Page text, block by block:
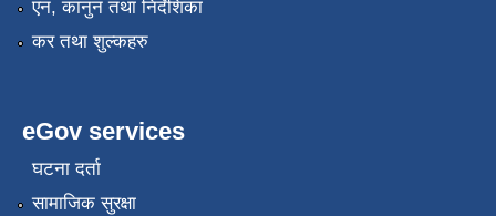
एन, कानुन तथा निर्देशिका
कर तथा शुल्कहरु
eGov services
घटना दर्ता
सामाजिक सुरक्षा